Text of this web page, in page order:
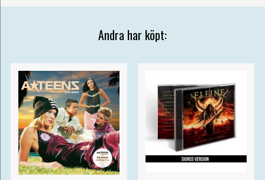
Andra har köpt: